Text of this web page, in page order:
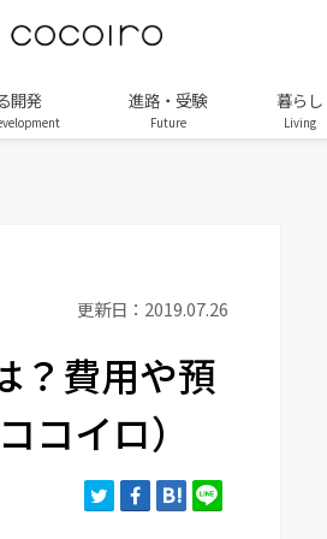
開発 進路・受験
Future
暮らし
Living
更新日：2019.07.26
？費用や預
コイロ）